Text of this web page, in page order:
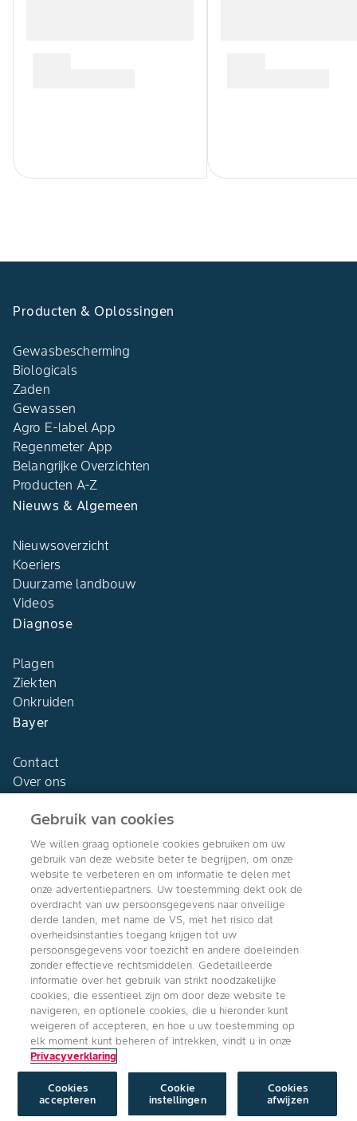
Producten & Oplossingen
Gewasbescherming
Biologicals
Zaden
Gewassen
Agro E-label App
Regenmeter App
Belangrijke Overzichten
Producten A-Z
Nieuws & Algemeen
Nieuwsoverzicht
Koeriers
Duurzame landbouw
Videos
Diagnose
Plagen
Ziekten
Onkruiden
Bayer
Contact
Over ons
Agro Bayer
Nederland
Volg ons
Copyright © Bayer Crop Science 2024
Algemene Gebruiksvoorwaarden/Privacyverklaring/Imprint/Cookie
instellingen
Gebruik van cookies
We willen graag optionele cookies gebruiken om uw
gebruik van deze website beter te begrijpen, om onze
website te verbeteren en om informatie te delen met
onze advertentiepartners. Uw toestemming dekt ook de
overdracht van uw persoonsgegevens naar onveilige
derde landen, met name de VS, met het risico dat
overheidsinstanties toegang krijgen tot uw
persoonsgegevens voor toezicht en andere doeleinden
zonder effectieve rechtsmiddelen. Gedetailleerde
informatie over het gebruik van strikt noodzakelijke
cookies, die essentieel zijn om door deze website te
navigeren, en optionele cookies, die u hieronder kunt
weigeren of accepteren, en hoe u uw toestemming op
elk moment kunt beheren of intrekken, vindt u in onze
Privacyverklaring
Cookie
instellingen
Cookies
afwijzen
Cookies
accepteren